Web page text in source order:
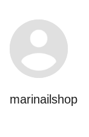
marinailshop